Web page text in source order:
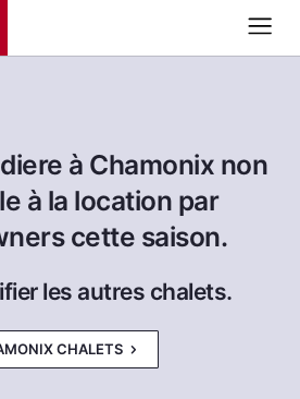
à Chamonix non
à la location par
cette saison.
les autres chalets.
CHALETS